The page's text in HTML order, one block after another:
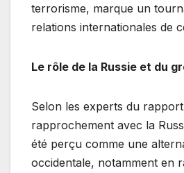
terrorisme, marque un
relations internationales de
Le rôle de la Russie et du
Selon les experts du
rapprochement avec la
été perçu comme une
occidentale, notamment en